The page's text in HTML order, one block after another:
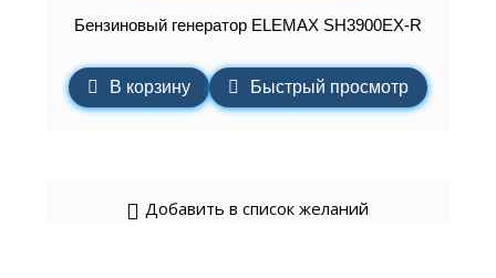
Бензиновый генератор ELEMAХ SH3900EX-R
В корзину Быстрый просмотр
Добавить в список желаний